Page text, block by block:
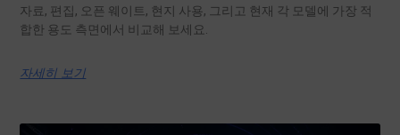
자료, 편집, 오픈 웨이트, 현지 사용, 그리고 현재 각 모델에 가장 적
합한 용도 측면에서 비교해 보세요.
자세히 보기